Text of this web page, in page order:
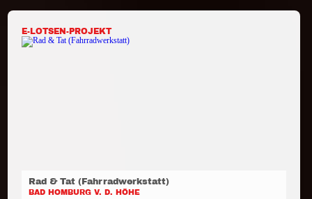
E-LOTSEN-PROJEKT
Rad & Tat (Fahrradwerkstatt)
BAD HOMBURG V. D. HÖHE